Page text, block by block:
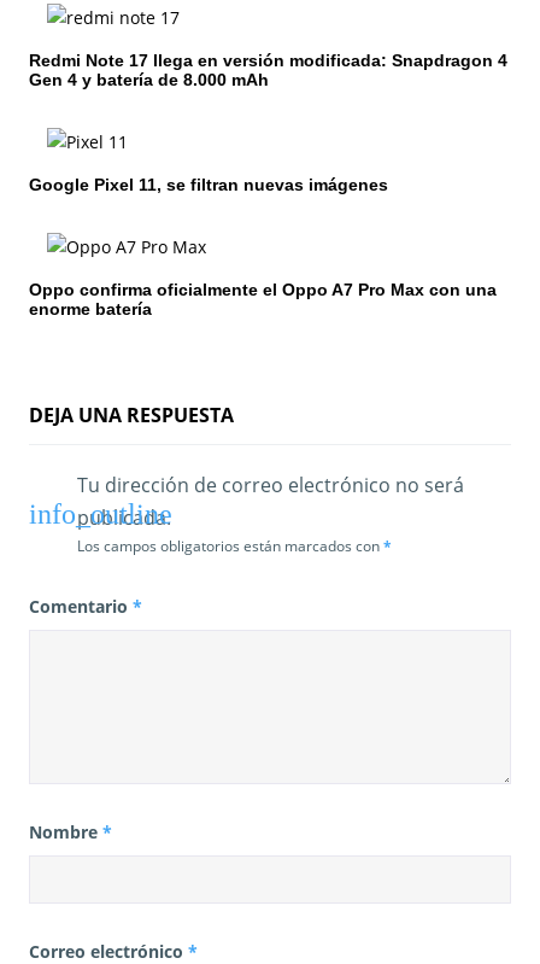
n
d
e
e
r
d
Redmi Note 17 llega en versión modificada: Snapdragon 4
Gen 4 y batería de 8.000 mAh
Google Pixel 11, se filtran nuevas imágenes
Oppo confirma oficialmente el Oppo A7 Pro Max con una
enorme batería
DEJA UNA RESPUESTA
Tu dirección de correo electrónico no será
publicada.
Los campos obligatorios están marcados con*
Comentario *
Nombre *
Correo electrónico *